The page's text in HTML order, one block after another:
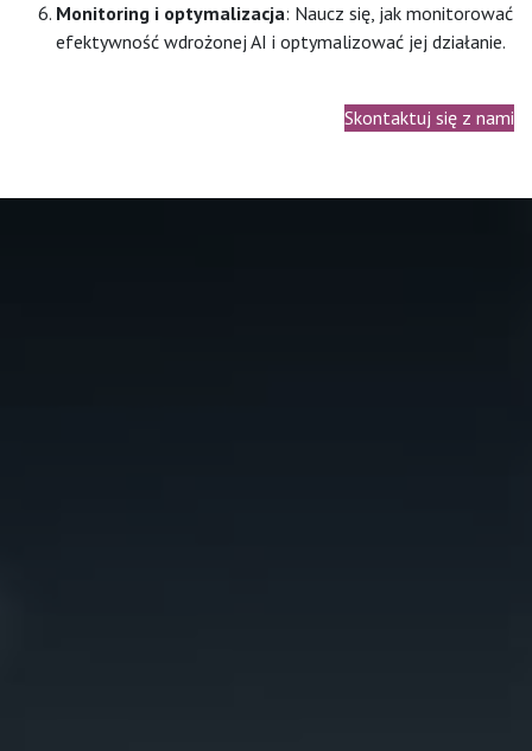
Monitoring i optymalizacja: Naucz się, jak monitorować
efektywność wdrożonej AI i optymalizować jej działanie.
Skontaktuj się z nami